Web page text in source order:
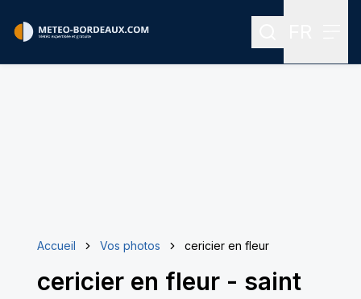
Rechercher
Accueil Vos photos cericier en fleur
cericier en fleur - saint